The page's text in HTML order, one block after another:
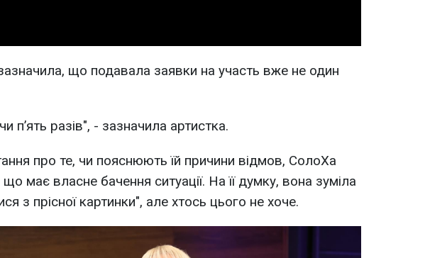
що подавала заявки на участь вже не один
п’ять разів", - зазначила артистка.
про те, чи пояснюють їй причини відмов, СолоХа
має власне бачення ситуації. На її думку, вона зуміла
з прісної картинки", але хтось цього не хоче.